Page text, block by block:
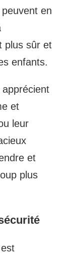
en
plus sûr et
enfants.
et
leur
et
plus